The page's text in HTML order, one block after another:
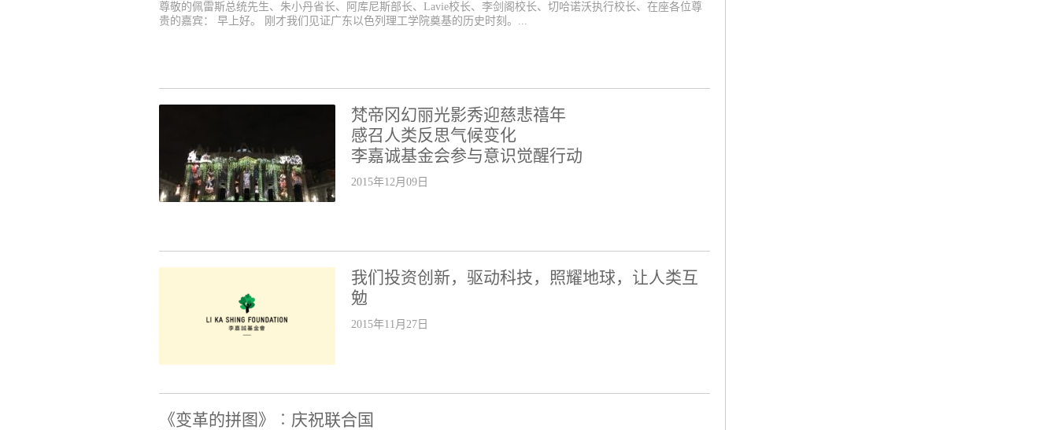
尊敬的佩雷斯总统先生、朱小丹省长、阿库尼斯部长、Lavie校长、李剑阁校长、切哈诺沃执行校长、在座各位尊
贵的嘉宾： 早上好。 刚才我们见证广东以色列理工学院奠基的历史时刻。...
梵帝冈幻丽光影秀迎慈悲禧年
感召人类反思气候变化
李嘉诚基金会参与意识觉醒行动
2015年12月09日
我们投资创新，驱动科技，照耀地球，让人类互
勉
2015年11月27日
《变革的拼图》︰庆祝联合国